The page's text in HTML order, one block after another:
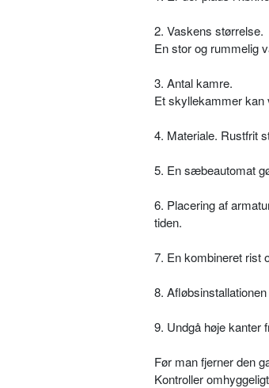
2. Vaskens størrelse.
En stor og rummelig
3. Antal kamre.
Et skyllekammer
4. Materiale. Rustfrit
5. En sæbeautomat
6. Placering af
tiden.
7. En kombineret rist
8.
9. Undgå høje kanter
Før man fjerner den
Kontroller